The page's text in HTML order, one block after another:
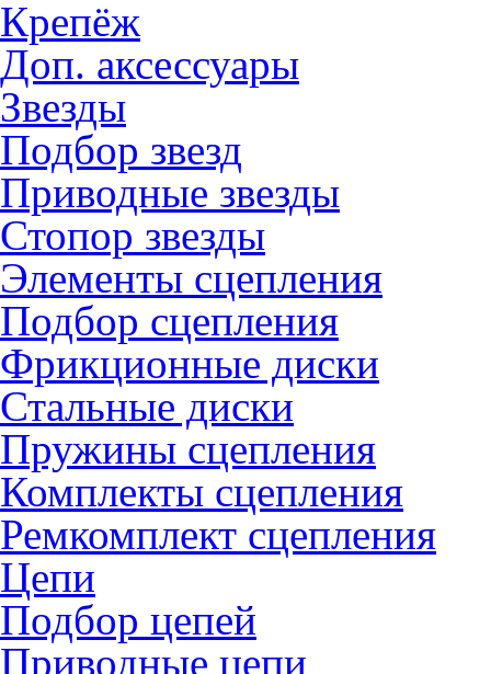
Крепёж
Доп. аксессуары
Звезды
Подбор звезд
Приводные звезды
Стопор звезды
Элементы сцепления
Подбор сцепления
Фрикционные диски
Стальные диски
Пружины сцепления
Комплекты сцепления
Ремкомплект сцепления
Цепи
Подбор цепей
Приводные цепи